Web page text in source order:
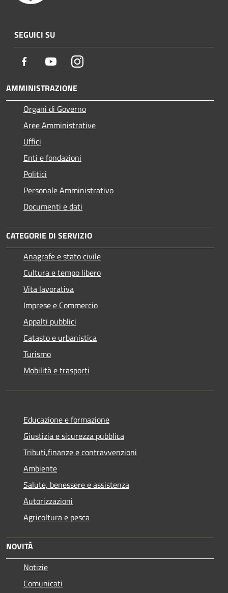
SEGUICI SU
Facebook YoutubeInstagram
AMMINISTRAZIONE
Organi di Governo
Aree Amministrative
Uffici
Enti e fondazioni
Politici
Personale Amministrativo
Documenti e dati
CATEGORIE DI SERVIZIO
Anagrafe e stato civile
Cultura e tempo libero
Vita lavorativa
Imprese e Commercio
Appalti pubblici
Catasto e urbanistica
Turismo
Mobilità e trasporti
Educazione e formazione
Giustizia e sicurezza pubblica
Tributi,finanze e contravvenzioni
Ambiente
Salute, benessere e assistenza
Autorizzazioni
Agricoltura e pesca
NOVITÀ
Notizie
Comunicati